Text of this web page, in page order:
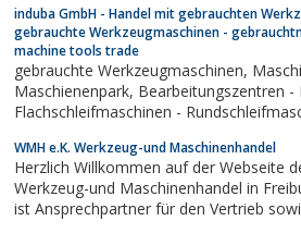
induba GmbH - Handel mit gebrauchten
gebrauchte Werkzeugmaschinen -
machine tools trade
gebrauchte Werkzeugmaschinen,
Maschienenpark, Bearbeitungszentren - Fräsmaschinen -
Flachschleifmaschinen -
Drehmaschine
WMH e.K. Werkzeug-und Maschinenhandel
Herzlich Willkommen auf der Webseite
Werkzeug-und Maschinenhandel in
ist Ansprechpartner für den Vertrieb